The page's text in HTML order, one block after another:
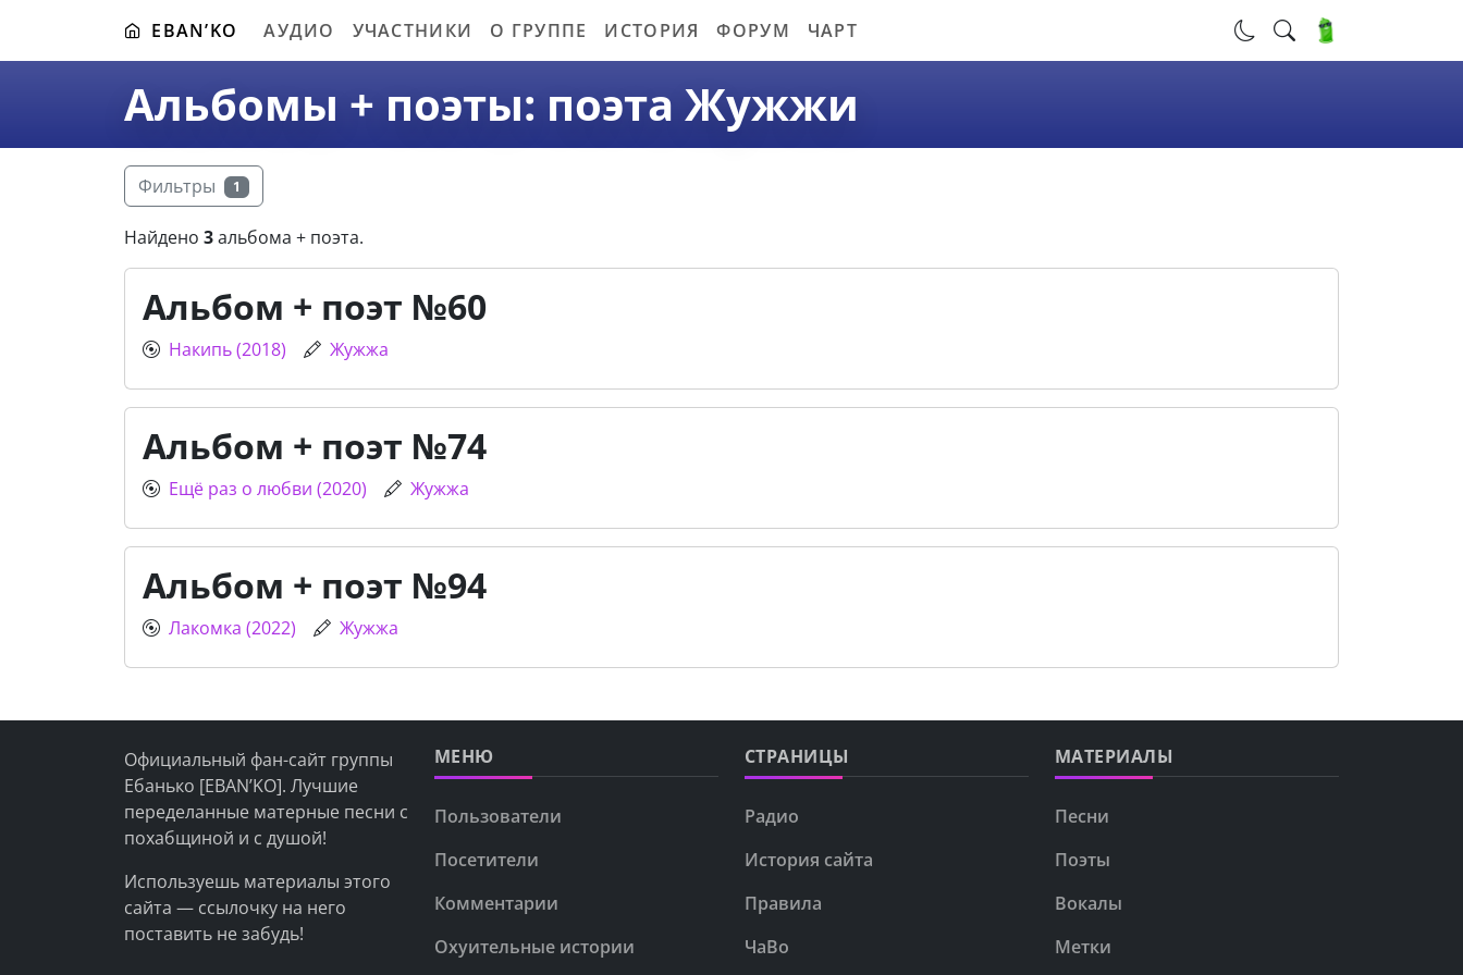
EBAN’KO АУДИО УЧАСТНИКИ О ГРУППЕ ИСТОРИЯ ФОРУМ ЧАРТ
Альбомы + поэты: поэта Жужжи
Фильтры 1
Найдено 3альбома + поэта.
Альбом + поэт №60
Накипь (2018) Жужжа
Альбом + поэт №74
Ещё раз о любви (2020) Жужжа
Альбом + поэт №94
Лакомка (2022) Жужжа
Официальный фан-сайт группы
Ебанько [EBAN’KO]. Лучшие
переделанные матерные песни с
похабщиной и с душой!
Используешь материалы этого
сайта — ссылочку на него
поставить не забудь!
МЕНЮ
Пользователи
Посетители
Комментарии
Охуительные истории
СТРАНИЦЫ
Радио
История сайта
Правила
ЧаВо
МАТЕРИАЛЫ
Песни
Поэты
Вокалы
Метки